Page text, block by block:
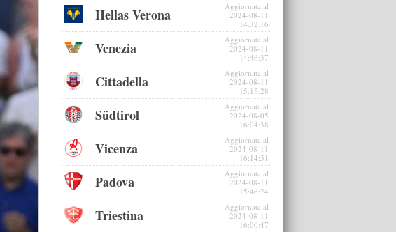
Hellas Verona
Aggiornata al
2024-08-11
14:32:16
Venezia
Aggiornata al
2024-08-11
14:46:37
Cittadella
Aggiornata al
2024-08-11
15:15:28
Südtirol
Aggiornata al
2024-08-05
16:04:38
Vicenza
Aggiornata al
2024-08-11
16:14:51
Padova
Aggiornata al
2024-08-11
15:46:24
Triestina
Aggiornata al
2024-08-11
16:00:47